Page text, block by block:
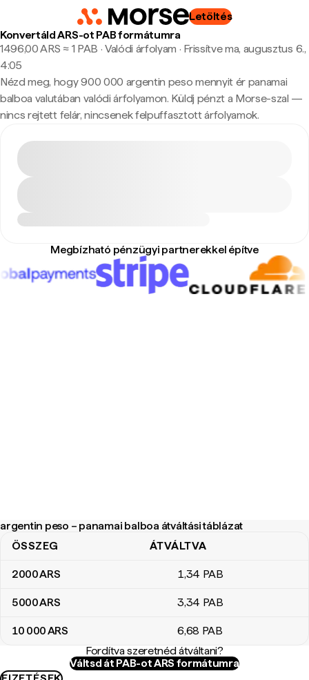
Letöltés
Konvertáld ARS-ot PAB formátumra
1496,00 ARS ≈ 1 PAB · Valódi árfolyam · Frissítve ma, augusztus 6.,
4:05
Nézd meg, hogy 900 000 argentin peso mennyit ér panamai
balboa valutában valódi árfolyamon. Küldj pénzt a Morse-szal —
nincs rejtett felár, nincsenek felpuffasztott árfolyamok.
Megbízható pénzügyi partnerekkel építve
argentin peso – panamai balboa átváltási táblázat
argentin peso – panamai balboa átváltási táblázat
ÖSSZEG ÁTVÁLTVA
2000ARS 1,34 PAB
5000ARS 3,34 PAB
10 000ARS 6,68 PAB
Fordítva szeretnéd átváltani?
Váltsd át PAB-ot ARS formátumra